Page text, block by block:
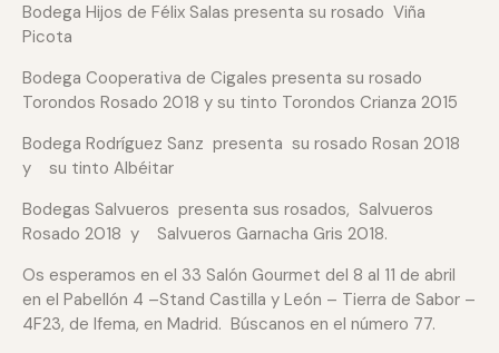
Bodega Hijos de Félix Salas presenta su rosado Viña
Picota
Bodega Cooperativa de Cigales presenta su rosado
Torondos Rosado 2018 y su tinto Torondos Crianza 2015
Bodega Rodríguez Sanz presenta su rosado Rosan 2018
y su tinto Albéitar
Bodegas Salvueros presenta sus rosados, Salvueros
Rosado 2018 y Salvueros Garnacha Gris 2018.
Os esperamos en el 33 Salón Gourmet del 8 al 11 de abril
en el Pabellón 4 –Stand Castilla y León – Tierra de Sabor –
4F23, de Ifema, en Madrid. Búscanos en el número 77.